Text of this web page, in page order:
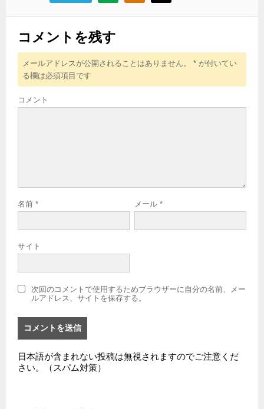
コメントを残す
メールアドレスが公開されることはありません。 * が付いてい
る欄は必須項目です
コメント
名前 * メール *
サイト
次回のコメントで使用するためブラウザーに自分の名前、メー
ルアドレス、サイトを保存する。
日本語が含まれない投稿は無視されますのでご注意くだ
さい。（スパム対策）